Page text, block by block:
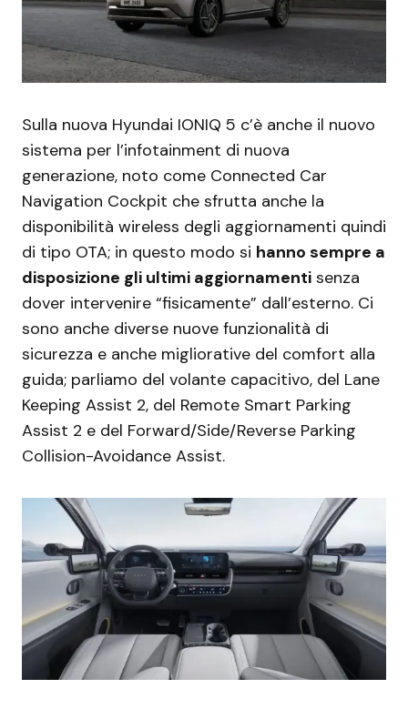
Sulla nuova Hyundai IONIQ 5 c’è anche il nuovo
sistema per l’infotainment di nuova
generazione, noto come Connected Car
Navigation Cockpit che sfrutta anche la
disponibilità wireless degli aggiornamenti quindi
di tipo OTA; in questo modo si hanno sempre a
disposizione gli ultimi aggiornamenti senza
dover intervenire “fisicamente” dall’esterno. Ci
sono anche diverse nuove funzionalità di
sicurezza e anche migliorative del comfort alla
guida; parliamo del volante capacitivo, del Lane
Keeping Assist 2, del Remote Smart Parking
Assist 2 e del Forward/Side/Reverse Parking
Collision-Avoidance Assist.